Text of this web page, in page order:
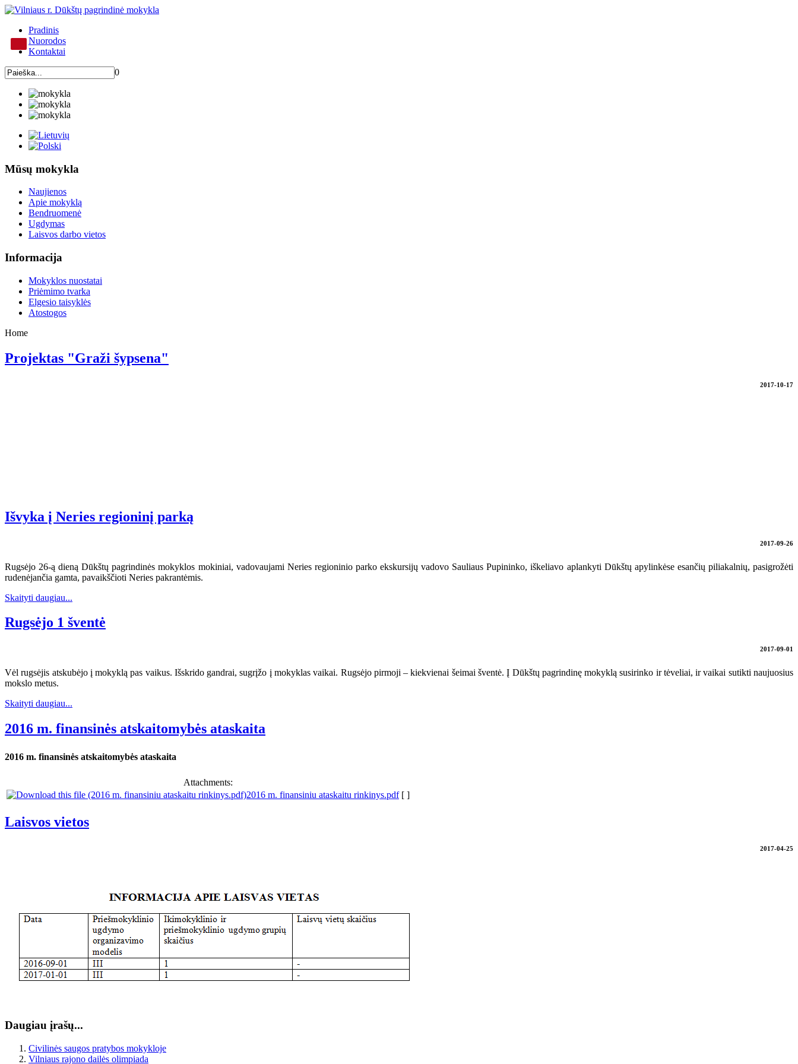
Pradinis
Nuorodos
Kontaktai
0
Mūsų mokykla
Naujienos
Apie mokyklą
Bendruomenė
Ugdymas
Laisvos darbo vietos
Informacija
Mokyklos nuostatai
Priėmimo tvarka
Elgesio taisyklės
Atostogos
Home
Projektas "Graži šypsena"
2017-10-17
Išvyka į Neries regioninį parką
2017-09-26
Rugsėjo 26-ą dieną Dūkštų pagrindinės mokyklos mokiniai, vadovaujami Neries regioninio parko ekskursijų vadovo Sauliaus Pupininko, iškeliavo aplankyti Dūkštų apylinkėse esančių piliakalnių, pasigrožėti
rudenėjančia gamta, pavaikščioti Neries pakrantėmis.
Skaityti daugiau...
Rugsėjo 1 šventė
2017-09-01
Vėl rugsėjis atskubėjo į mokyklą pas vaikus. Išskrido gandrai, sugrįžo į mokyklas vaikai. Rugsėjo pirmoji – kiekvienai šeimai šventė. Į Dūkštų pagrindinę mokyklą susirinko ir tėveliai, ir vaikai sutikti naujuosius
mokslo metus.
Skaityti daugiau...
2016 m. finansinės atskaitomybės ataskaita
2016 m. finansinės atskaitomybės ataskaita
Attachments:
2016 m. finansiniu ataskaitu rinkinys.pdf [ ]
Laisvos vietos
2017-04-25
Daugiau įrašų...
Civilinės saugos pratybos mokykloje
Vilniaus rajono dailės olimpiada